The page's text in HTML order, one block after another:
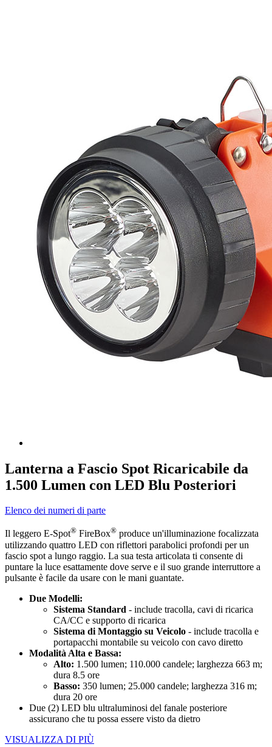
Lanterna a Fascio Spot Ricaricabile da
1.500 Lumen con LED Blu Posteriori
Elenco dei numeri di parte
Il leggero E-Spot® FireBox® produce un'illuminazione focalizzata
utilizzando quattro LED con riflettori parabolici profondi per un
fascio spot a lungo raggio. La sua testa articolata ti consente di
puntare la luce esattamente dove serve e il suo grande interruttore a
pulsante è facile da usare con le mani guantate.
Due Modelli:
Sistema Standard - include tracolla, cavi di ricarica
CA/CC e supporto di ricarica
Sistema di Montaggio su Veicolo - include tracolla e
portapacchi montabile su veicolo con cavo diretto
Modalità Alta e Bassa:
Alto: 1.500 lumen; 110.000 candele; larghezza 663 m;
dura 8.5 ore
Basso: 350 lumen; 25.000 candele; larghezza 316 m;
dura 20 ore
Due (2) LED blu ultraluminosi del fanale posteriore
assicurano che tu possa essere visto da dietro
VISUALIZZA DI PIÙ